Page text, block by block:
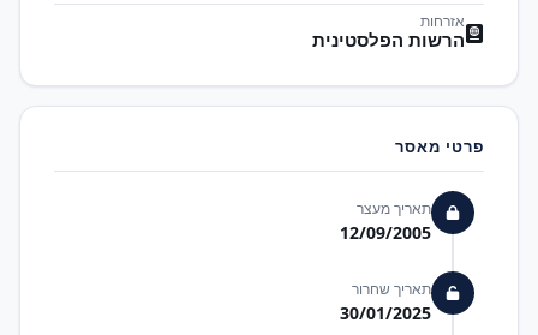
אזרחות
הרשות הפלסטינית
פרטי מאסר
תאריך מעצר
12/09/2005
תאריך שחרור
30/01/2025